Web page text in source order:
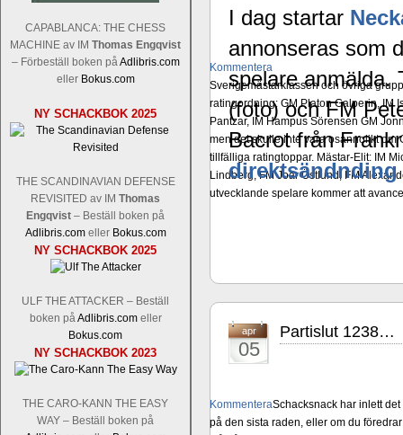
CAPABLANCA: THE CHESS
MACHINE av IM Thomas Engqvist
– Förbeställ boken påAdlibris.com
eller Bokus.com
NY SCHACKBOK 2025
THE SCANDINAVIAN DEFENSE
REVISITED av IM Thomas
Engqvist – Beställ boken på
Adlibris.comeller Bokus.com
NY SCHACKBOK 2025
ULF THE ATTACKER – Beställ
boken påAdlibris.comeller
Bokus.com
NY SCHACKBOK 2023
THE CARO-KANN THE EASY
WAY – Beställ boken på
Kommentera
Sverigemästarklassen och övriga
ratingordning: GM Platon Galperin, IM
Pantzar, IM Hampus Sörensen GM
men det skulle inte vara osannolikt om
tillfälliga ratingtoppar. Mästar-Elit: IM
Lindberg, FM Joar Östlund, FM
utvecklande spelare kommer att
KommenteraSchacksnack har inlett
på den sista raden, eller om du
I dag startar
annonseras som
spelare anmälda.
(foto) och FM
Bacrot från
direktsändnding
apr
05
Partislut 1238…